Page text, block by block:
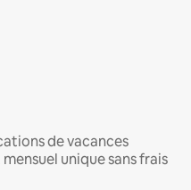
de vacances
unique sans frais